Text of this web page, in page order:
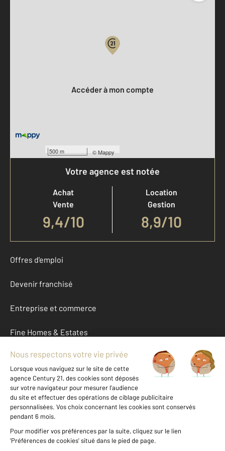
500 m ©Mappy
Accéder à mon compte
Votre agence est notée
Achat
Vente
9,4/10
Location
Gestion
8,9/10
Offres d'emploi
Devenir franchisé
Entreprise et commerce
Fine Homes & Estates
À propos
International
Nous contacter